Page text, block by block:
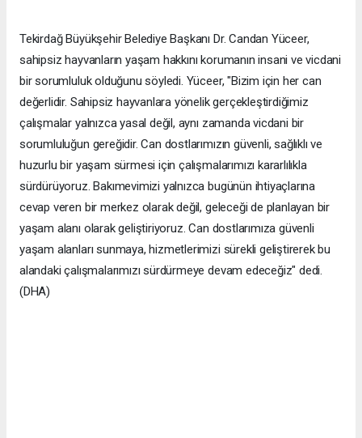
Tekirdağ Büyükşehir Belediye Başkanı Dr. Candan Yüceer,
sahipsiz hayvanların yaşam hakkını korumanın insani ve vicdani
bir sorumluluk olduğunu söyledi. Yüceer, "Bizim için her can
değerlidir. Sahipsiz hayvanlara yönelik gerçekleştirdiğimiz
çalışmalar yalnızca yasal değil, aynı zamanda vicdani bir
sorumluluğun gereğidir. Can dostlarımızın güvenli, sağlıklı ve
huzurlu bir yaşam sürmesi için çalışmalarımızı kararlılıkla
sürdürüyoruz. Bakımevimizi yalnızca bugünün ihtiyaçlarına
cevap veren bir merkez olarak değil, geleceği de planlayan bir
yaşam alanı olarak geliştiriyoruz. Can dostlarımıza güvenli
yaşam alanları sunmaya, hizmetlerimizi sürekli geliştirerek bu
alandaki çalışmalarımızı sürdürmeye devam edeceğiz" dedi.
(DHA)